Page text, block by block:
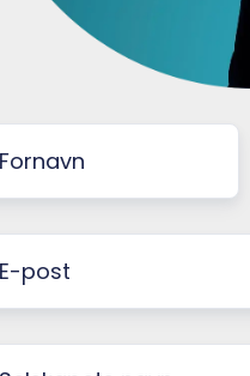
*
*